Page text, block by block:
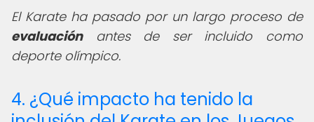
El Karate ha pasado por un largo proceso de
evaluaciónantes de ser incluido como
deporte olímpico.
4. ¿Qué impacto ha tenido la